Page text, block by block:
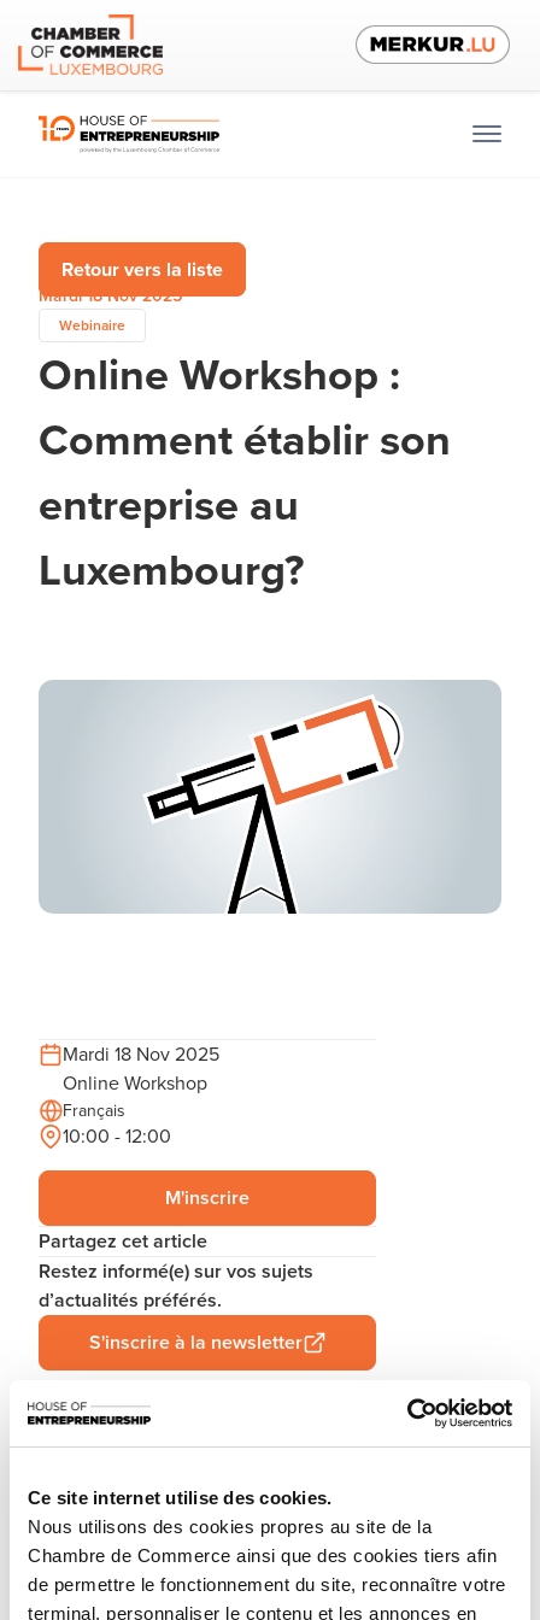
Ce site internet utilise des cookies.
Nous utilisons des cookies propres au site de la
Chambre de Commerce ainsi que des cookies tiers afin
de permettre le fonctionnement du site, reconnaître votre
terminal, personnaliser le contenu et les annonces en
Retour vers la liste
Mardi 18 Nov 2025
Webinaire
Online Workshop :
Comment établir son
entreprise au
Luxembourg?
Mardi 18 Nov 2025
Online Workshop
Français
10:00 - 12:00
M'inscrire
Partagez cet article
Restez informé(e) sur vos sujets
d’actualités préférés.
S'inscrire à la newsletter
entreprise existante au Luxembourg? Laissez-vous
guider par les conseillers de la House of
Entrepreneurship, le point de contact unique pour les
entrepreneurs.